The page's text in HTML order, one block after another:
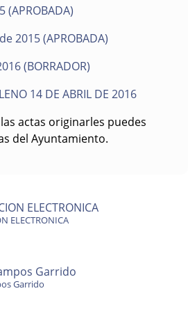
(APROBADA)
2015 (APROBADA)
(BORRADOR)
14 DE ABRIL DE 2016
actas originarles puedes
del Ayuntamiento.
ELECTRONICA
ELECTRONICA
Garrido
Garrido